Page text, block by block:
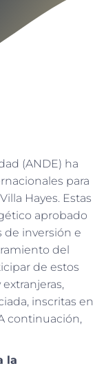
(ANDE) ha
para
Hayes. Estas
aprobado
de inversión e
del
de estos
inscritas en
continuación,
la